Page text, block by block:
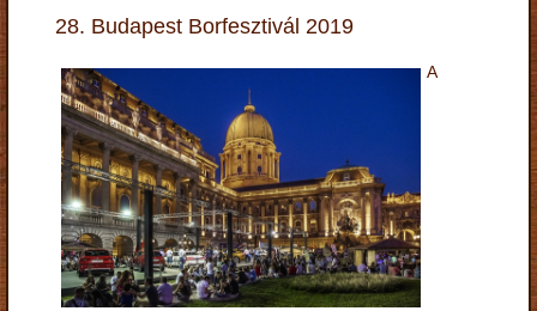
28. Budapest Borfesztivál 2019
A